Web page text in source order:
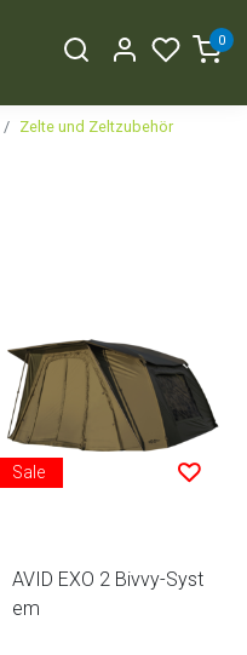
0
Zelte und Zeltzubehör
Sale
AVID EXO 2 Bivvy-Syst
em